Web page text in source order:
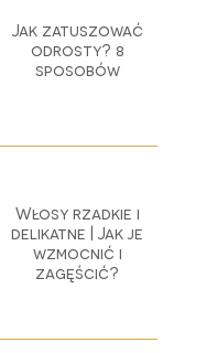
Jak zatuszować
odrosty? 8
sposobów
Włosy rzadkie i
delikatne | Jak je
wzmocnić i
zagęścić?